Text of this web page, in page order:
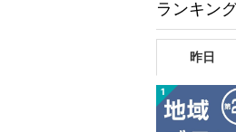
ランキン
昨日
1